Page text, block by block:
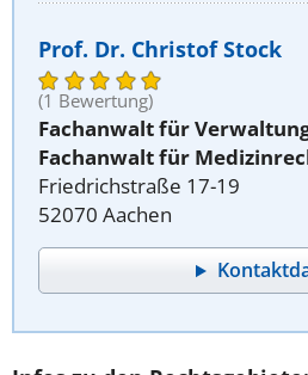
Prof. Dr. Christof Stock
(1 Bewertung)
Fachanwalt für
Fachanwalt für
Friedrichstraße 17-19
52070 Aachen